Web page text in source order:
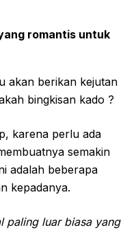
romantis untuk
akan berikan kejutan
bingkisan kado ?
karena perlu ada
semakin
adalah beberapa
kepadanya.
paling luar biasa yang